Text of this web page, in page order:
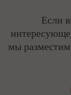
Если
мы